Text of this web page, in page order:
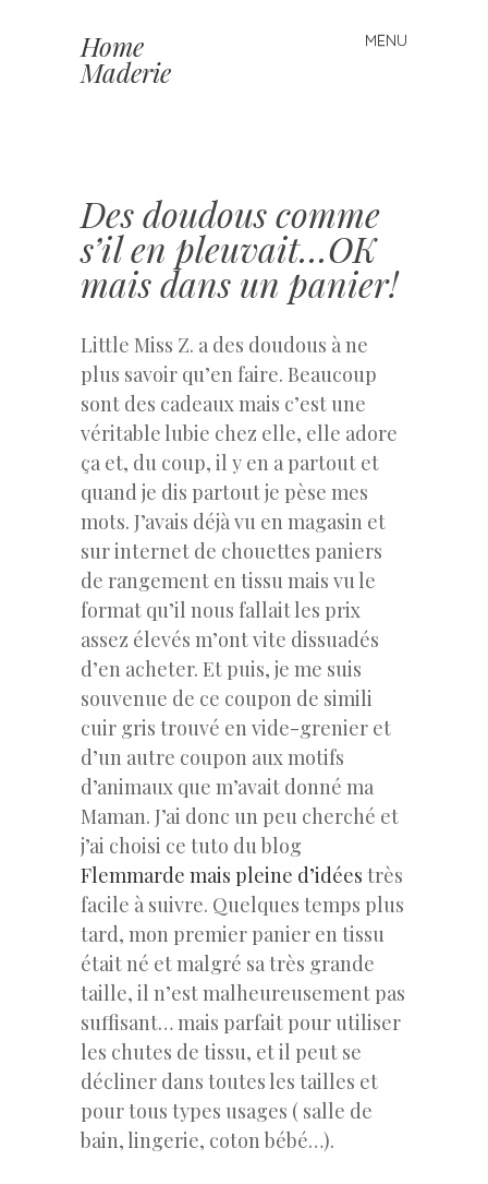
Home
Maderie
MENU
Skip to content
Des doudous comme
s’il en pleuvait…OK
mais dans un panier!
Little Miss Z. a des doudous à ne
plus savoir qu’en faire. Beaucoup
sont des cadeaux mais c’est une
véritable lubie chez elle, elle adore
ça et, du coup, il y en a partout et
quand je dis partout je pèse mes
mots. J’avais déjà vu en magasin et
sur internet de chouettes paniers
de rangement en tissu mais vu le
format qu’il nous fallait les prix
assez élevés m’ont vite dissuadés
d’en acheter. Et puis, je me suis
souvenue de ce coupon de simili
cuir gris trouvé en vide-grenier et
d’un autre coupon aux motifs
d’animaux que m’avait donné ma
Maman. J’ai donc un peu cherché et
j’ai choisi ce tuto du blog
Flemmarde mais pleine d’idées très
facile à suivre. Quelques temps plus
tard, mon premier panier en tissu
était né et malgré sa très grande
taille, il n’est malheureusement pas
suffisant… mais parfait pour utiliser
les chutes de tissu, et il peut se
décliner dans toutes les tailles et
pour tous types usages ( salle de
bain, lingerie, coton bébé…).